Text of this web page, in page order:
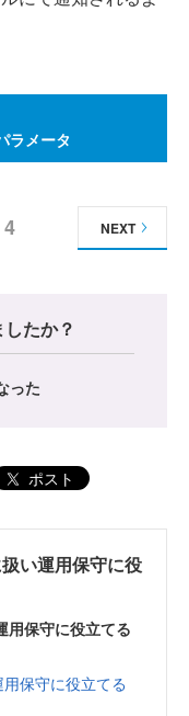
ラメータ
4 NEXT
たか？
った
ポスト
い運用保守に役
保守に役立てる
保守に役立てる